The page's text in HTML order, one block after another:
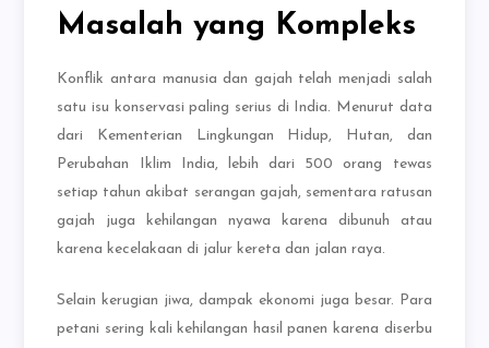
Masalah yang Kompleks
Konflik antara manusia dan gajah telah menjadi salah
satu isu konservasi paling serius di India. Menurut data
dari Kementerian Lingkungan Hidup, Hutan, dan
Perubahan Iklim India, lebih dari 500 orang tewas
setiap tahun akibat serangan gajah, sementara ratusan
gajah juga kehilangan nyawa karena dibunuh atau
karena kecelakaan di jalur kereta dan jalan raya.
Selain kerugian jiwa, dampak ekonomi juga besar. Para
petani sering kali kehilangan hasil panen karena diserbu